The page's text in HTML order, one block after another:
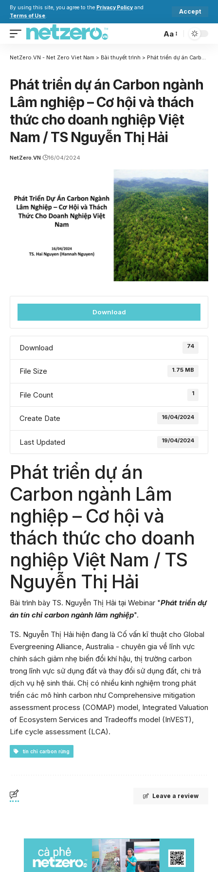
By using this site, you agree to the Privacy Policy and
Terms of Use.
Accept
Aa
NetZero.VN - Net Zero Viet Nam > Bài thuyết trình > Phát triển dự án Carbon ngành Lâm nghiệp – Cơ hội và thách thức cho doanh nghiệp Việt Nam / TS Nguyễn Thị Hải
Phát triển dự án Carbon ngành
Lâm nghiệp – Cơ hội và thách
thức cho doanh nghiệp Việt
Nam / TS Nguyễn Thị Hải
NetZero.VN 16/04/2024
Download
Download 74
File Size 1.75 MB
File Count 1
Create Date 16/04/2024
Last Updated 19/04/2024
Phát triển dự án
Carbon ngành Lâm
nghiệp – Cơ hội và
thách thức cho doanh
nghiệp Việt Nam / TS
Nguyễn Thị Hải
Bài trình bày TS. Nguyễn Thị Hải tại Webinar "Phát triển dự
án tín chỉ carbon ngành lâm nghiệp".
TS. Nguyễn Thị Hải hiện đang là Cố vấn kĩ thuật cho Global
Evergreening Alliance, Australia - chuyên gia về lĩnh vực
chính sách giảm nhẹ biến đổi khí hậu, thị trường carbon
trong lĩnh vực sử dụng đất và thay đổi sử dụng đất, chi trả
dịch vụ hệ sinh thái. Chị có nhiều kinh nghiệm trong phát
triển các mô hình carbon như Comprehensive mitigation
assessment process (COMAP) model, Integrated Valuation
of Ecosystem Services and Tradeoffs model (InVEST),
Life cycle assessment (LCA).
tín chỉ carbon rừng
Leave a review